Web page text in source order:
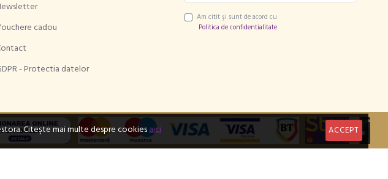
cadou
- Protectia datelor
Am citit şi sunt de acord cu
Politica de confidentialitate
ACCEPT
Citeşte mai multe despre cookiesaici